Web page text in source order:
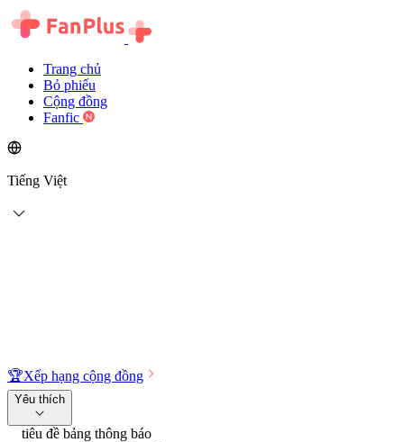
Trang chủ
Bỏ phiếu
Cộng đồng
Fanfic
Tiếng Việt
🏆Xếp hạng cộng đồng
Yêu thích
tiêu đề bảng thông báo